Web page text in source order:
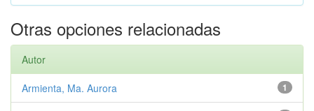
Otras opciones relacionadas
Autor
1
Armienta, Ma. Aurora